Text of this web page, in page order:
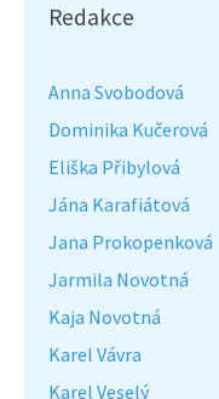
Redakce
Anna Svobodová
Dominika Kučerová
Eliška Přibylová
Jána Karafiátová
Jana Prokopenková
Jarmila Novotná
Kaja Novotná
Karel Vávra
Karel Veselý